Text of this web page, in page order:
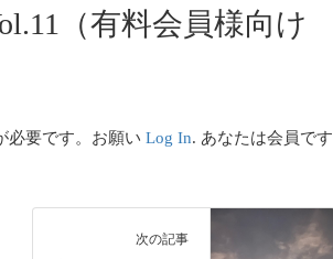
（有料会員様向け
必要です。お願いLog In. あなたは会員です
次の記事